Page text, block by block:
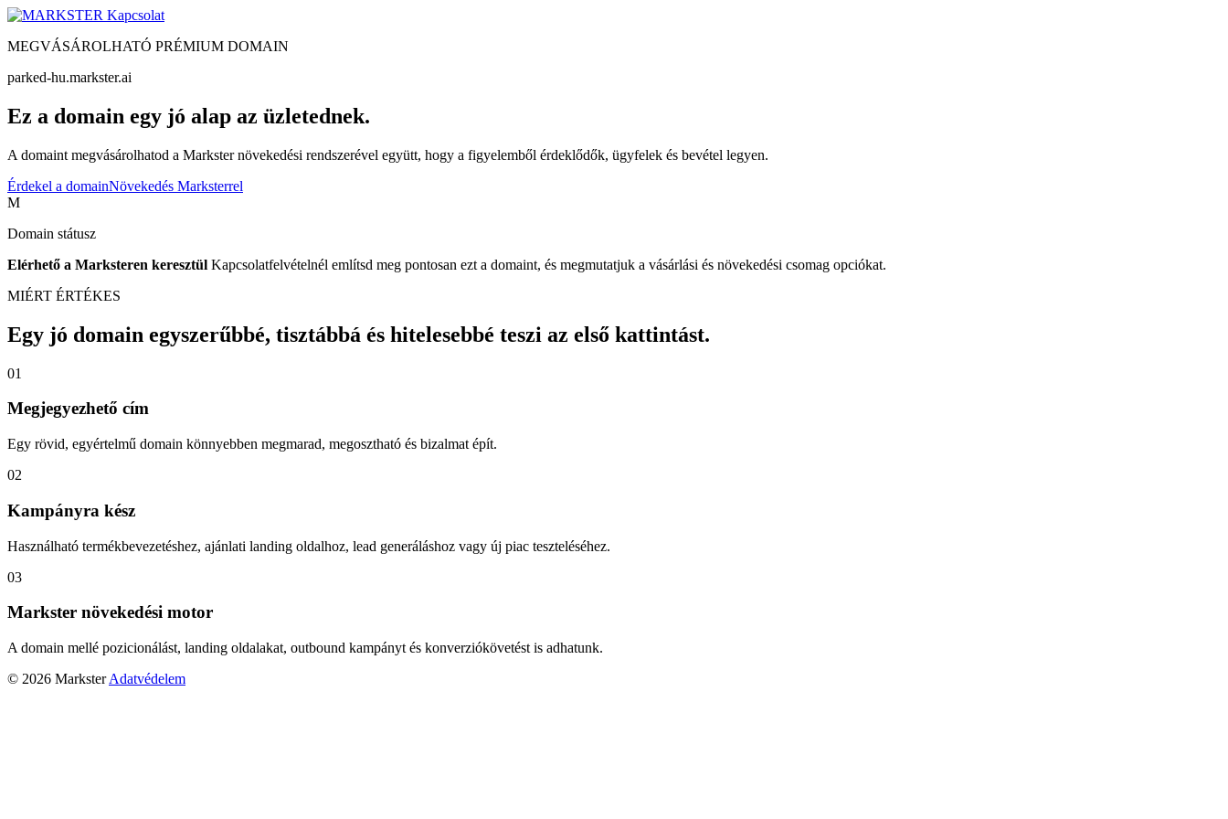
Kapcsolat
MEGVÁSÁROLHATÓ PRÉMIUM DOMAIN
parked-hu.markster.ai
Ez a domain egy jó alap az üzletednek.
A domaint megvásárolhatod a Markster növekedési rendszerével együtt, hogy a figyelemből érdeklődők, ügyfelek és bevétel legyen.
Érdekel a domainNövekedés Marksterrel
M
Domain státusz
Elérhető a Marksteren keresztül Kapcsolatfelvételnél említsd meg pontosan ezt a domaint, és megmutatjuk a vásárlási és növekedési csomag opciókat.
MIÉRT ÉRTÉKES
Egy jó domain egyszerűbbé, tisztábbá és hitelesebbé teszi az első kattintást.
01
Megjegyezhető cím
Egy rövid, egyértelmű domain könnyebben megmarad, megosztható és bizalmat épít.
02
Kampányra kész
Használható termékbevezetéshez, ajánlati landing oldalhoz, lead generáláshoz vagy új piac teszteléséhez.
03
Markster növekedési motor
A domain mellé pozicionálást, landing oldalakat, outbound kampányt és konverziókövetést is adhatunk.
© 2026 Markster Adatvédelem